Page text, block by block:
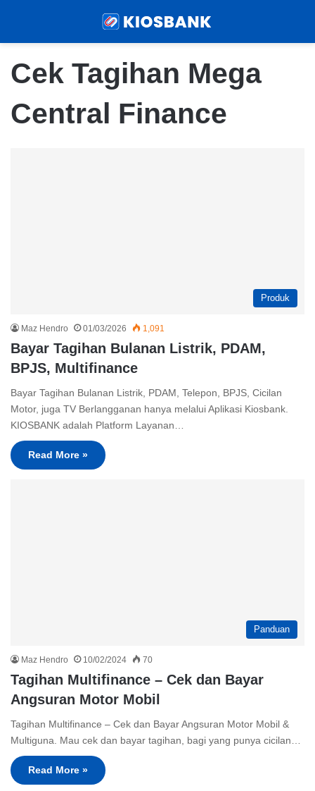
Cek Tagihan Mega
Central Finance
Produk
Maz Hendro 01/03/2026 1,091
Bayar Tagihan Bulanan Listrik, PDAM,
BPJS, Multifinance
Bayar Tagihan Bulanan Listrik, PDAM, Telepon, BPJS, Cicilan
Motor, juga TV Berlangganan hanya melalui Aplikasi Kiosbank.
KIOSBANK adalah Platform Layanan…
Read More »
Panduan
Maz Hendro 10/02/2024 70
Tagihan Multifinance – Cek dan Bayar
Angsuran Motor Mobil
Tagihan Multifinance – Cek dan Bayar Angsuran Motor Mobil &
Multiguna. Mau cek dan bayar tagihan, bagi yang punya cicilan…
Read More »